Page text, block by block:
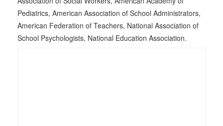
Pediatrics, American Association of School Administrators,
American Federation of Teachers, National Association of
School Psychologists, National Education Association.